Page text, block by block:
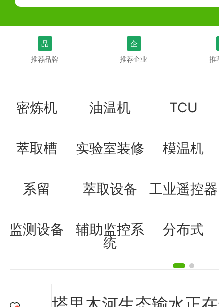
品
推荐品牌
企
推荐企业 推
密炼机 油温机 TCU
萃取槽 实验室装修 模温机
系留 萃取设备 工业遥控器
监测设备 辅助监控系
统
分布式